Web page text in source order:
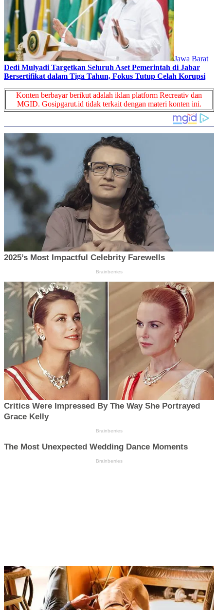
Jawa Barat
Dedi Mulyadi Targetkan Seluruh Aset Pemerintah di Jabar
Bersertifikat dalam Tiga Tahun, Fokus Tutup Celah Korupsi
Konten berbayar berikut adalah iklan platform Recreativ dan
MGID. Gosipgarut.id tidak terkait dengan materi konten ini.